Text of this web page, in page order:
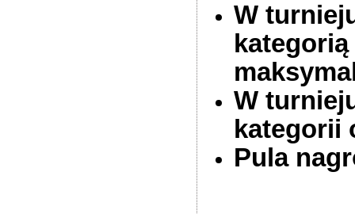
W
W
kategorii
Pula